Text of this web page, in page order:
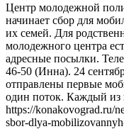
Центр молодежной
начинает сбор для
их семей. Для
молодежного центра
адресные посылки.
46-50 (Инна). 24
отправлены первые
один поток. Каждый из
https://konakovograd.ru/
sbor-dlya-